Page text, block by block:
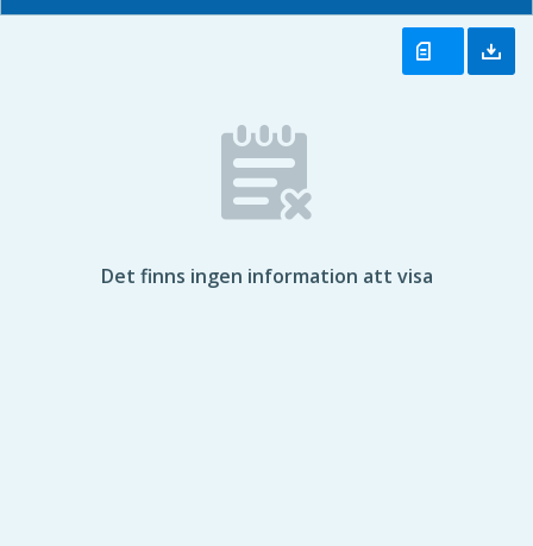
Det finns ingen information att visa